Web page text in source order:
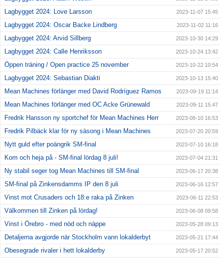
Lagbygget 2024: Love Larsson 2023-11-07 15:45
Lagbygget 2024: Oscar Backe Lindberg 2023-11-02 11:16
Lagbygget 2024: Arvid Sillberg 2023-10-30 14:29
Lagbygget 2024: Calle Henriksson 2023-10-24 13:42
Öppen träning / Open practice 25 november 2023-10-22 10:54
Lagbygget 2024: Sebastian Diakti 2023-10-13 15:40
Mean Machines förlänger med David Rodríguez Ramos 2023-09-19 11:14
Mean Machines förlänger med OC Acke Grünewald 2023-09-11 15:47
Fredrik Hansson ny sportchef för Mean Machines Herr 2023-08-10 16:53
Fredrik Pilbäck klar för ny säsong i Mean Machines 2023-07-20 20:59
Nytt guld efter poängrik SM-final 2023-07-10 16:18
Kom och heja på - SM-final lördag 8 juli! 2023-07-04 21:31
Ny stabil seger tog Mean Machines till SM-final 2023-06-17 20:38
SM-final på Zinkensdamms IP den 8 juli 2023-06-16 12:57
Vinst mot Crusaders och 18:e raka på Zinken 2023-06-11 22:53
Välkommen till Zinken på lördag! 2023-06-08 09:58
Vinst i Örebro - med nöd och näppe 2023-05-28 09:13
Detaljerna avgjorde när Stockholm vann lokalderbyt 2023-05-21 17:44
Obesegrade rivaler i hett lokalderby 2023-05-17 20:52